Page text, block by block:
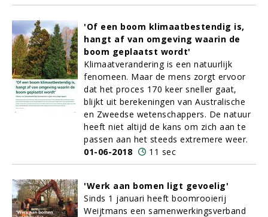
'Of een boom klimaatbestendig is,
hangt af van omgeving waarin de
boom geplaatst wordt'
Klimaatverandering is een natuurlijk
fenomeen. Maar de mens zorgt ervoor
dat het proces 170 keer sneller gaat,
blijkt uit berekeningen van Australische
en Zweedse wetenschappers. De natuur
heeft niet altijd de kans om zich aan te
passen aan het steeds extremere weer.
01-06-2018
11 sec
'Werk aan bomen ligt gevoelig'
Sinds 1 januari heeft boomrooierij
Weijtmans een samenwerkingsverband